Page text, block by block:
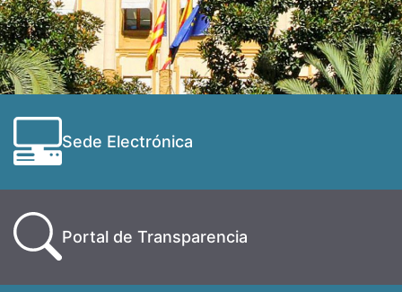
Sede Electrónica
Portal de Transparencia